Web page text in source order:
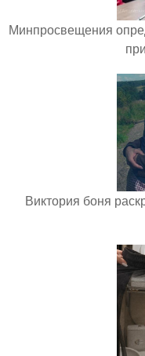
Минпросвещения
Виктория боня